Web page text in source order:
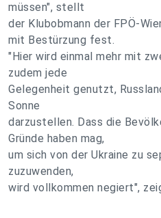
müssen", stellt
der Klubobmann der FPÖ-
mit Bestürzung fest.
"Hier wird einmal mehr mit
zudem jede
Gelegenheit genutzt,
Sonne
darzustellen. Dass die
Gründe haben mag,
um sich von der Ukraine zu
zuzuwenden,
wird vollkommen negiert",